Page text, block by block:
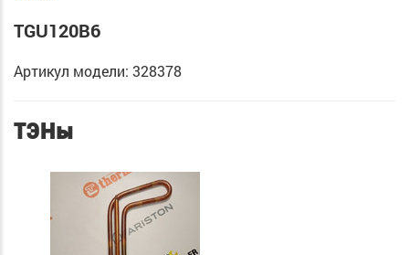
TGU120B6
Артикул модели: 328378
ТЭНы